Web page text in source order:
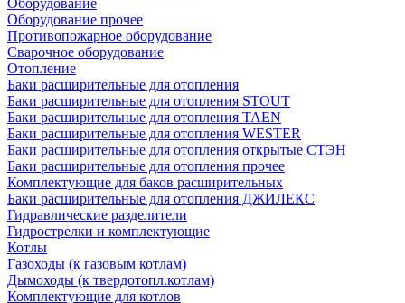
Оборудование
Оборудование прочее
Противопожарное оборудование
Сварочное оборудование
Отопление
Баки расширительные для отопления
Баки расширительные для отопления STOUT
Баки расширительные для отопления TAEN
Баки расширительные для отопления WESTER
Баки расширительные для отопления открытые СТЭН
Баки расширительные для отопления прочее
Комплектующие для баков расширительных
Баки расширительные для отопления ДЖИЛЕКС
Гидравлические разделители
Гидрострелки и комплектующие
Котлы
Газоходы (к газовым котлам)
Дымоходы (к твердотопл.котлам)
Комплектующие для котлов